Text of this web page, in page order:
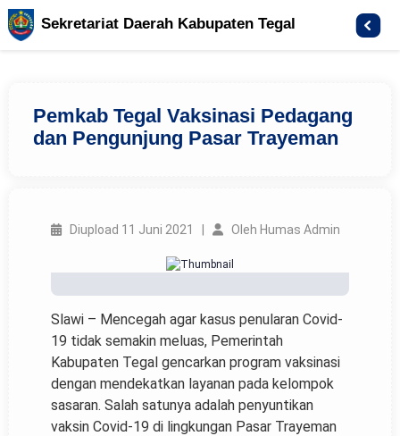
Sekretariat Daerah Kabupaten Tegal
Pemkab Tegal Vaksinasi Pedagang
dan Pengunjung Pasar Trayeman
Diupload 11 Juni 2021 | Oleh Humas Admin
Slawi – Mencegah agar kasus penularan Covid-
19 tidak semakin meluas, Pemerintah
Kabupaten Tegal gencarkan program vaksinasi
dengan mendekatkan layanan pada kelompok
sasaran. Salah satunya adalah penyuntikan
vaksin Covid-19 di lingkungan Pasar Trayeman